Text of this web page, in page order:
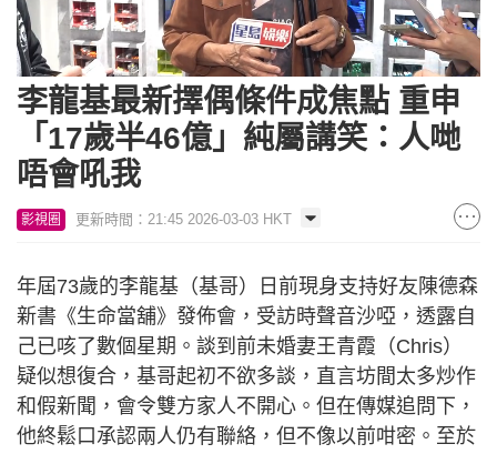
Unmute Loaded:
10.60%
李龍基最新擇偶條件成焦點 重申
「17歲半46億」純屬講笑：人哋
唔會吼我
影視圈 更新時間：21:45 2026-03-03 HKT
年屆73歲的李龍基（基哥）日前現身支持好友陳德森
新書《生命當舖》發佈會，受訪時聲音沙啞，透露自
己已咳了數個星期。談到前未婚妻王青霞（Chris）
疑似想復合，基哥起初不欲多談，直言坊間太多炒作
和假新聞，會令雙方家人不開心。但在傳媒追問下，
他終鬆口承認兩人仍有聯絡，但不像以前咁密。至於